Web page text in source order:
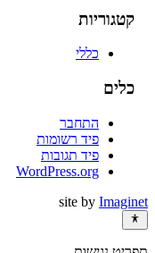
קטגוריות
כללי
כלים
התחבר
פיד רשומות
פיד תגובות
WordPress.org
site by Imaginet